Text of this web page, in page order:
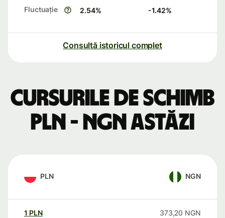
Fluctuație 2.54% -1.42%
Consultă istoricul complet
Cursurile de schimb
PLN - NGN astăzi
PLN NGN
1 PLN 373,20 NGN